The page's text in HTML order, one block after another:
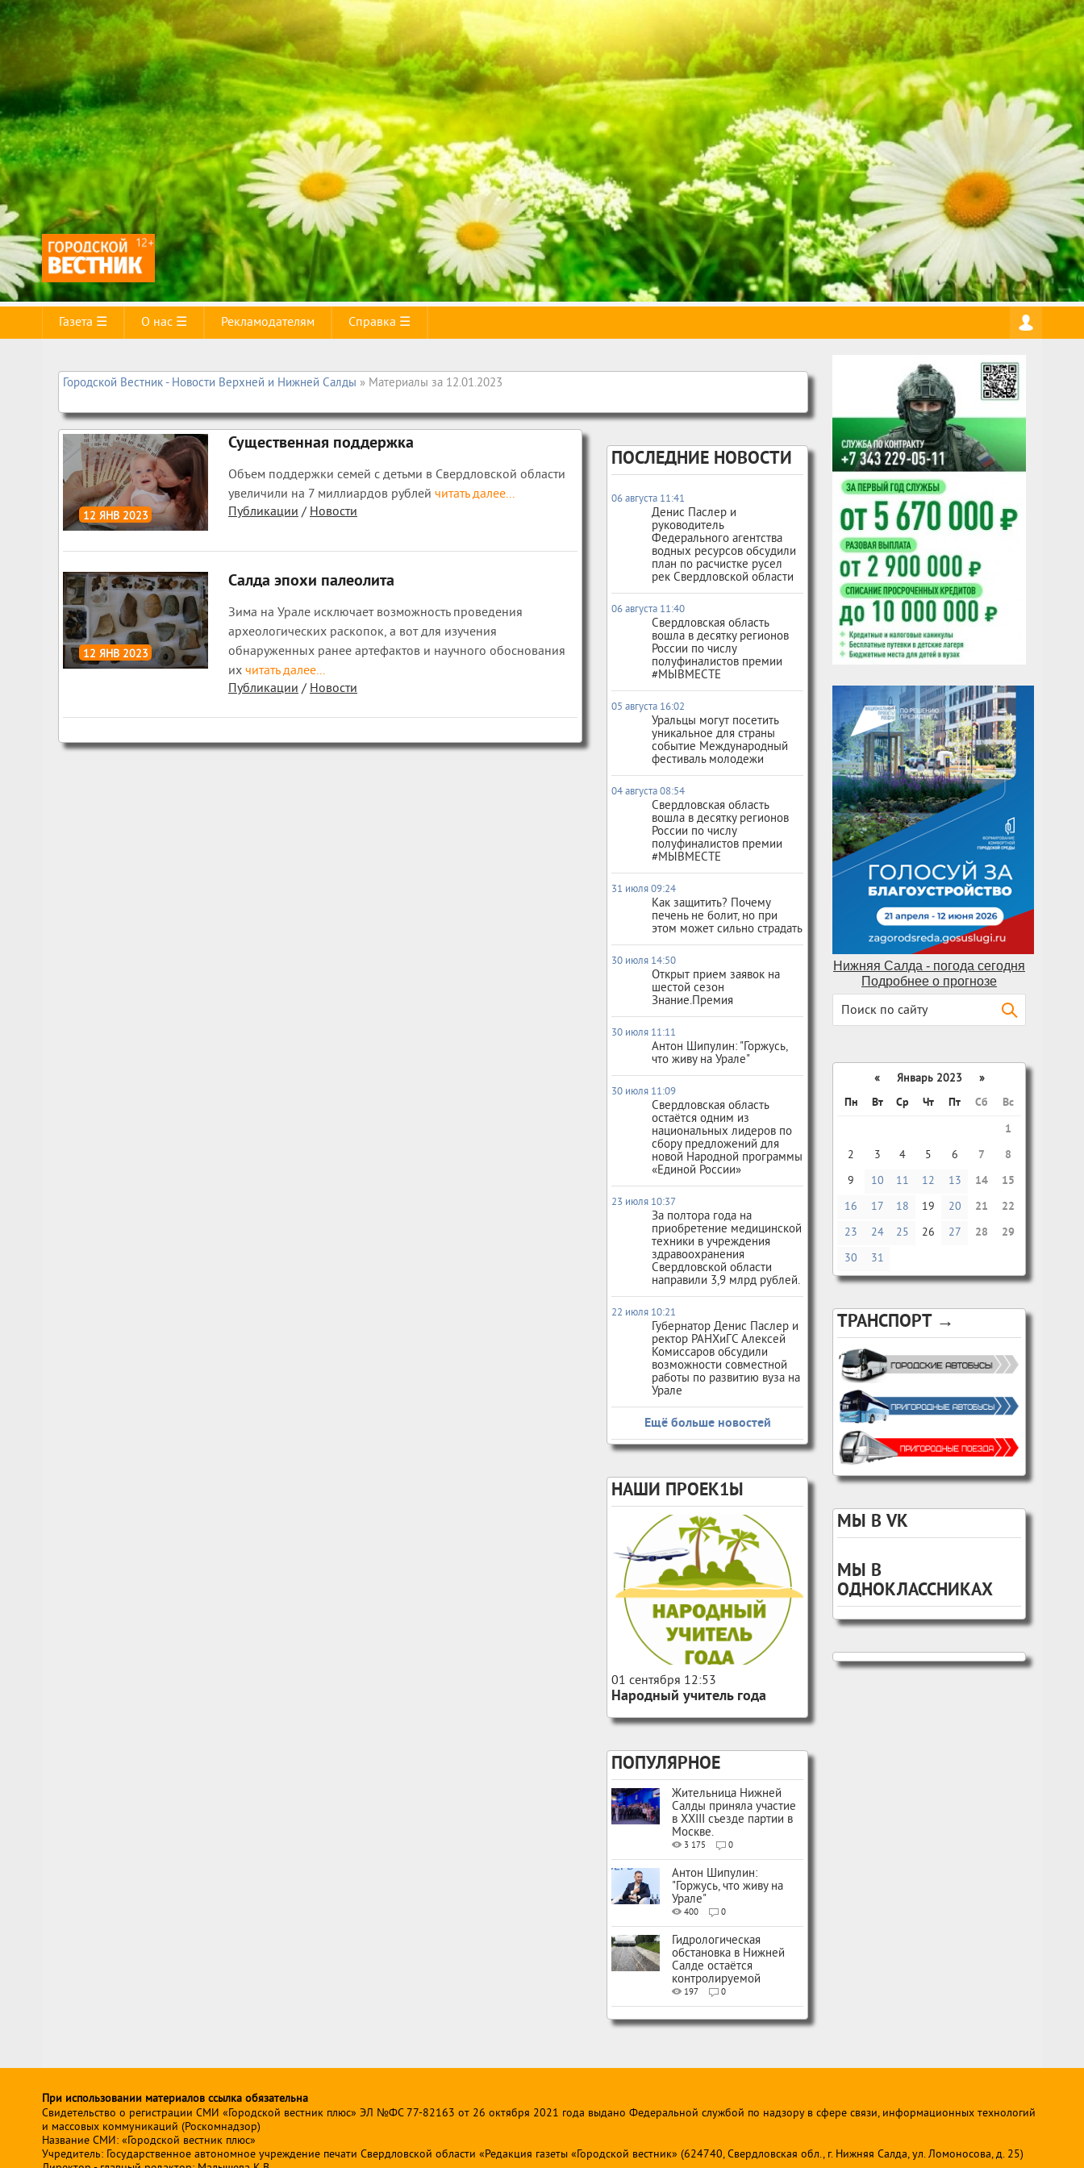
Газета ☰ О нас ☰ Рекламодателям Справка ☰
Городской Вестник - Новости Верхней и Нижней Салды » Материалы за 12.01.2023
12 ЯНВ 2023
Существенная поддержка
Объем поддержки семей с детьми в Свердловской области
увеличили на 7 миллиардов рублей читать далее...
Публикации/ Новости
12 ЯНВ 2023
Салда эпохи палеолита
Зима на Урале исключает возможность проведения
археологических раскопок, а вот для изучения
обнаруженных ранее артефактов и научного обоснования
их читать далее...
Публикации/ Новости
ПОСЛЕДНИЕ НОВОСТИ
06 августа 11:41
Денис Паслер и
руководитель
Федерального агентства
водных ресурсов обсудили
план по расчистке русел
рек Свердловской области
06 августа 11:40
Свердловская область
вошла в десятку регионов
России по числу
полуфиналистов премии
#МЫВМЕСТЕ
05 августа 16:02
Уральцы могут посетить
уникальное для страны
событие Международный
фестиваль молодежи
04 августа 08:54
Свердловская область
вошла в десятку регионов
России по числу
полуфиналистов премии
#МЫВМЕСТЕ
31 июля 09:24
Как защитить? Почему
печень не болит, но при
этом может сильно страдать
30 июля 14:50
Открыт прием заявок на
шестой сезон
Знание.Премия
30 июля 11:11
Антон Шипулин: "Горжусь,
что живу на Урале"
30 июля 11:09
Свердловская область
остаётся одним из
национальных лидеров по
сбору предложений для
новой Народной программы
«Единой России»
23 июля 10:37
За полтора года на
приобретение медицинской
техники в учреждения
здравоохранения
Свердловской области
направили 3,9 млрд рублей.
22 июля 10:21
Губернатор Денис Паслер и
ректор РАНХиГС Алексей
Комиссаров обсудили
возможности совместной
работы по развитию вуза на
Урале
Ещё больше новостей
НАШИ ПРОЕК1Ы
156 0
01 сентября 12:53
Народный учитель года
ПОПУЛЯРНОЕ
Жительница Нижней
Салды приняла участие
в XXIII съезде партии в
Москве.
3 175 0
Антон Шипулин:
"Горжусь, что живу на
Урале"
400 0
Гидрологическая
обстановка в Нижней
Салде остаётся
контролируемой
197 0
Нижняя Салда - погода сегодня
Подробнее о прогнозе
« Январь 2023
»
Пн
Вт Ср Чт Пт Сб
Вс
1
2
3 4 5 6 7
8
9
10 11 12 13 14
15
16
17 18 19 20 21
22
23
24 25 26 27 28
29
30
31
ТРАНСПОРТ →
МЫ В VK
МЫ В
ОДНОКЛАССНИКАХ
При использовании материалов ссылка обязательна
Свидетельство о регистрации СМИ «Городской вестник плюс» ЭЛ №ФС 77-82163 от 26 октября 2021 года выдано Федеральной службой по надзору в сфере связи, информационных технологий
и массовых коммуникаций (Роскомнадзор)
Название СМИ: «Городской вестник плюс»
Учредитель: Государственное автономное учреждение печати Свердловской области «Редакция газеты «Городской вестник» (624740, Свердловская обл., г. Нижняя Салда, ул. Ломоносова, д. 25)